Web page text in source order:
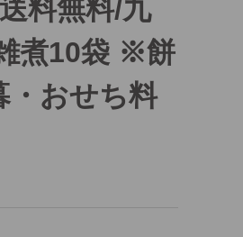
料無料/九
煮10袋 ※餅
・おせち料